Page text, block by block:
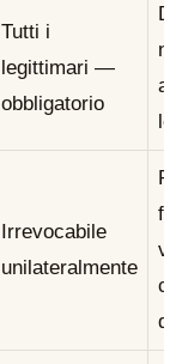
Tutti i
legittimari —
obbligatorio
a
Irrevocabile
unilateralmente